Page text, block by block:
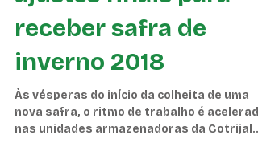
ajustes finais para
receber safra de
inverno 2018
Às vésperas do início da colheita de uma
nova safra, o ritmo de trabalho é